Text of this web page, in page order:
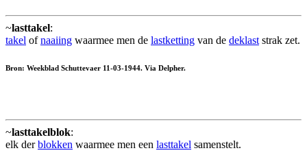
~lasttakel:
takel ofnaaiing waarmee men de lastketting van de deklast strak zet.
Bron: Weekblad Schuttevaer 11-03-1944. Via Delpher.
~lasttakelblok:
elk derblokken waarmee men een lasttakel samenstelt.